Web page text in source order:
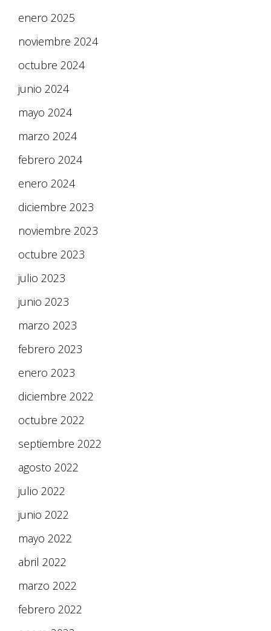
enero 2025
noviembre 2024
octubre 2024
junio 2024
mayo 2024
marzo 2024
febrero 2024
enero 2024
diciembre 2023
noviembre 2023
octubre 2023
julio 2023
junio 2023
marzo 2023
febrero 2023
enero 2023
diciembre 2022
octubre 2022
septiembre 2022
agosto 2022
julio 2022
junio 2022
mayo 2022
abril 2022
marzo 2022
febrero 2022